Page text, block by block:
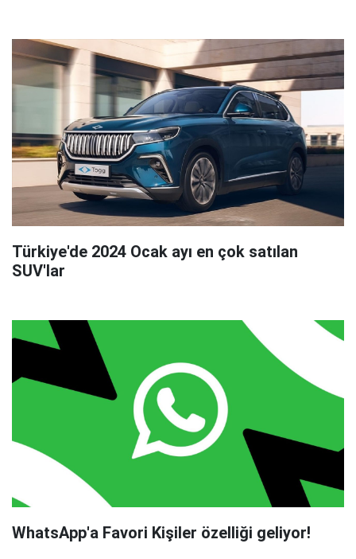
Türkiye'de 2024 Ocak ayı en çok satılan
SUV'lar
WhatsApp'a Favori Kişiler özelliği geliyor!